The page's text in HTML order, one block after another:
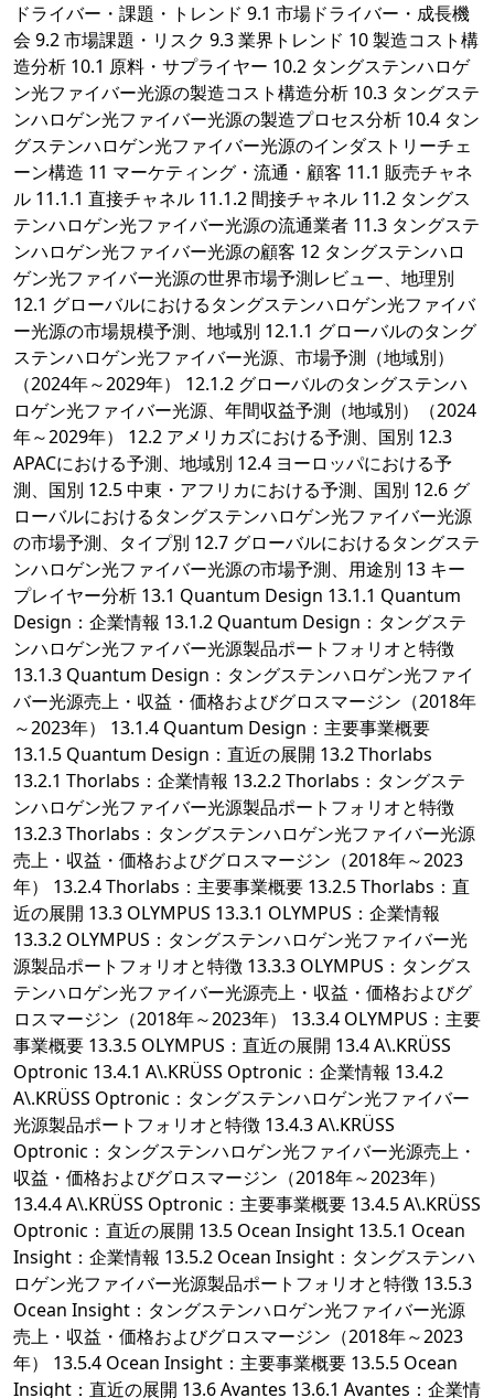
ドライバー・課題・トレンド 9.1 市場ドライバー・成長機
会 9.2 市場課題・リスク 9.3 業界トレンド 10 製造コスト構
造分析 10.1 原料・サプライヤー 10.2 タングステンハロゲ
ン光ファイバー光源の製造コスト構造分析 10.3 タングステ
ンハロゲン光ファイバー光源の製造プロセス分析 10.4 タン
グステンハロゲン光ファイバー光源のインダストリーチェ
ーン構造 11 マーケティング・流通・顧客 11.1 販売チャネ
ル 11.1.1 直接チャネル 11.1.2 間接チャネル 11.2 タングス
テンハロゲン光ファイバー光源の流通業者 11.3 タングステ
ンハロゲン光ファイバー光源の顧客 12 タングステンハロ
ゲン光ファイバー光源の世界市場予測レビュー、地理別
12.1 グローバルにおけるタングステンハロゲン光ファイバ
ー光源の市場規模予測、地域別 12.1.1 グローバルのタング
ステンハロゲン光ファイバー光源、市場予測（地域別）
（2024年～2029年） 12.1.2 グローバルのタングステンハ
ロゲン光ファイバー光源、年間収益予測（地域別）（2024
年～2029年） 12.2 アメリカズにおける予測、国別 12.3
APACにおける予測、地域別 12.4 ヨーロッパにおける予
測、国別 12.5 中東・アフリカにおける予測、国別 12.6 グ
ローバルにおけるタングステンハロゲン光ファイバー光源
の市場予測、タイプ別 12.7 グローバルにおけるタングステ
ンハロゲン光ファイバー光源の市場予測、用途別 13 キー
プレイヤー分析 13.1 Quantum Design 13.1.1 Quantum
Design：企業情報 13.1.2 Quantum Design：タングステ
ンハロゲン光ファイバー光源製品ポートフォリオと特徴
13.1.3 Quantum Design：タングステンハロゲン光ファイ
バー光源売上・収益・価格およびグロスマージン（2018年
～2023年） 13.1.4 Quantum Design：主要事業概要
13.1.5 Quantum Design：直近の展開 13.2 Thorlabs
13.2.1 Thorlabs：企業情報 13.2.2 Thorlabs：タングステ
ンハロゲン光ファイバー光源製品ポートフォリオと特徴
13.2.3 Thorlabs：タングステンハロゲン光ファイバー光源
売上・収益・価格およびグロスマージン（2018年～2023
年） 13.2.4 Thorlabs：主要事業概要 13.2.5 Thorlabs：直
近の展開 13.3 OLYMPUS 13.3.1 OLYMPUS：企業情報
13.3.2 OLYMPUS：タングステンハロゲン光ファイバー光
源製品ポートフォリオと特徴 13.3.3 OLYMPUS：タングス
テンハロゲン光ファイバー光源売上・収益・価格およびグ
ロスマージン（2018年～2023年） 13.3.4 OLYMPUS：主要
事業概要 13.3.5 OLYMPUS：直近の展開 13.4 A\.KRÜSS
Optronic 13.4.1 A\.KRÜSS Optronic：企業情報 13.4.2
A\.KRÜSS Optronic：タングステンハロゲン光ファイバー
光源製品ポートフォリオと特徴 13.4.3 A\.KRÜSS
Optronic：タングステンハロゲン光ファイバー光源売上・
収益・価格およびグロスマージン（2018年～2023年）
13.4.4 A\.KRÜSS Optronic：主要事業概要 13.4.5 A\.KRÜSS
Optronic：直近の展開 13.5 Ocean Insight 13.5.1 Ocean
Insight：企業情報 13.5.2 Ocean Insight：タングステンハ
ロゲン光ファイバー光源製品ポートフォリオと特徴 13.5.3
Ocean Insight：タングステンハロゲン光ファイバー光源
売上・収益・価格およびグロスマージン（2018年～2023
年） 13.5.4 Ocean Insight：主要事業概要 13.5.5 Ocean
Insight：直近の展開 13.6 Avantes 13.6.1 Avantes：企業情